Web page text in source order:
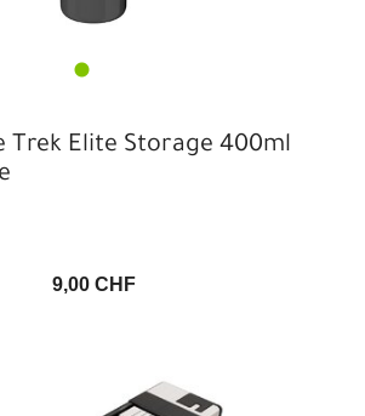
Trek Elite Storage 400ml
9,00 CHF